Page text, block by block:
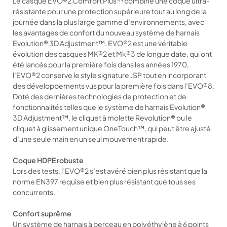
résistante pour une protection supérieure tout au long de la
journée dans la plus large gamme d’environnements, avec
les avantages de confort du nouveau système de harnais
Evolution® 3D Adjustment™. EVO®2 est une véritable
évolution des casques MK®2 et Mk®3 de longue date, qui ont
été lancés pour la première fois dans les années 1970,
l’EVO®2 conserve le style signature JSP tout en incorporant
des développements vus pour la première fois dans l’EVO®8.
Doté des dernières technologies de protection et de
fonctionnalités telles que le système de harnais Evolution®
3D Adjustment™, le cliquet à molette Revolution® ou le
cliquet à glissement unique OneTouch™, qui peut être ajusté
d’une seule main en un seul mouvement rapide.
Coque HDPE robuste
Lors des tests, l’EVO®2 s’est avéré bien plus résistant que la
norme EN397 requise et bien plus résistant que tous ses
concurrents.
Confort suprême
Un système de harnais à berceau en polyéthylène à 6 points